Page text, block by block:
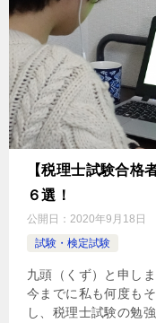
【税理士試験合格
６選！
公開日： 2020年9月18日
試験・検定試験
九頭（くず）と申し
今までに私も何度も
し、税理士試験の勉